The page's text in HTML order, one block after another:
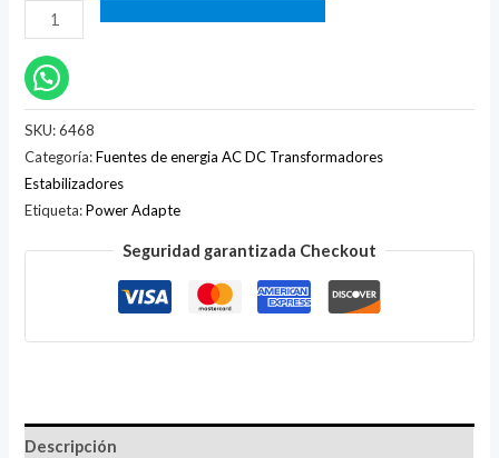
SKU:6468
Categoría:Fuentes de energia AC DC Transformadores
Estabilizadores
Etiqueta:Power Adapte
Seguridad garantizada Checkout
Descripción